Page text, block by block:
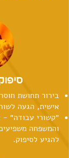
בירור תחושת
אישית, הגעה
״קשורי עבודה״
והמשפחה
להגיע לסיפוק.